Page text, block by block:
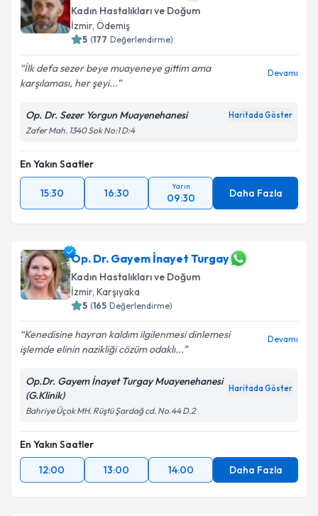
Kadın Hastalıkları ve Doğum
İzmir, Ödemiş
5 (177 Değerlendirme)
İlk defa sezer beye muayeneye gittim ama
karşılaması, her şeyi...
Devamı
Op. Dr. Sezer Yorgun Muayenehanesi Haritada Göster
Zafer Mah. 1340 Sok No:1 D:4
En Yakın Saatler
15:30 16:30
Yarın
09:30 Daha Fazla
Op. Dr. Gayem İnayet Turgay
Kadın Hastalıkları ve Doğum
İzmir, Karşıyaka
5 (165 Değerlendirme)
Kenedisine hayran kaldım ilgilenmesi dinlemesi
işlemde elinin nazikliği cözüm odaklı...
Devamı
Op.Dr. Gayem İnayet Turgay Muayenehanesi
(G.Klinik)
Haritada Göster
Bahriye Üçok MH. Rüştü Şardağ cd. No.44 D.2
En Yakın Saatler
12:00
13:00 14:00 Daha Fazla